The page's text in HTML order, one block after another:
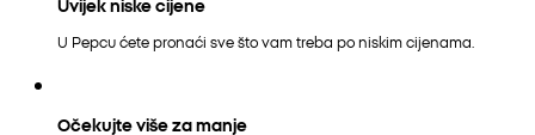
Uvijek niske cijene
U Pepcu ćete pronaći sve što vam treba po niskim cijenama.
Očekujte više za manje